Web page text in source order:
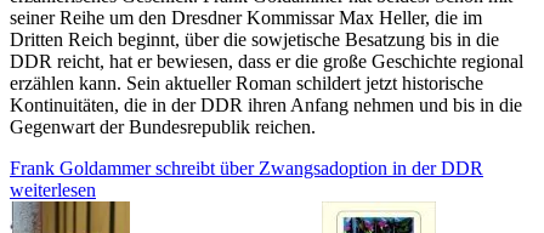
seiner Reihe um den Dresdner Kommissar Max Heller, die im
Dritten Reich beginnt, über die sowjetische Besatzung bis in die
DDR reicht, hat er bewiesen, dass er die große Geschichte regional
erzählen kann. Sein aktueller Roman schildert jetzt historische
Kontinuitäten, die in der DDR ihren Anfang nehmen und bis in die
Gegenwart der Bundesrepublik reichen.
Frank Goldammer schreibt über Zwangsadoption in der DDR
weiterlesen